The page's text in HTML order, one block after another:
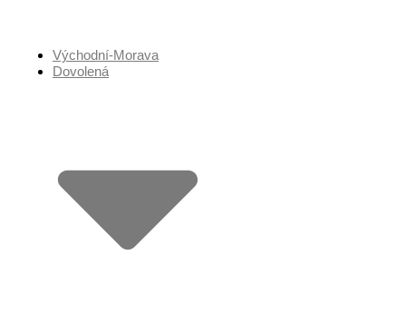
Východní-Morava
Dovolená